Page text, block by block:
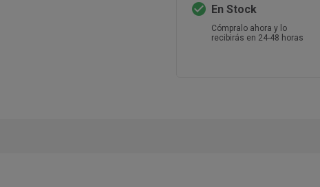
check_circle En Stock
Cómpralo ahora y lo
recibirás en 24-48 horas